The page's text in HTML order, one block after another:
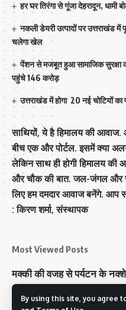
By using this site, you agree
हर घर तिरंगा से गूंजा देहरादून,
नकली डेयरी उत्पादों पर उत्तराखंड में
चलेगा खेल
पेंशन से मजबूत हुआ सामाजिक सुरक्षा
पहुंचे 146 करोड़
उत्तराखंड में होगा 20 नई चोटियों का
साथियों, ये है हिमालय की
बीच एक और पोर्टल. इसमें क्या
लेकिन साथ ही होगी हिमालय की
और चौक की बात. जल-जंगल और
लिए हम दमदार आवाज बनेंगे. आप
: किरण शर्मा, संस्‍थापक
Most Viewed Posts
मक्‍की की वजह से पर्यटन के
राज्य में 12 पी माइनस थ्री पोलिंग
टिहरी राजपरिवार के पास 200